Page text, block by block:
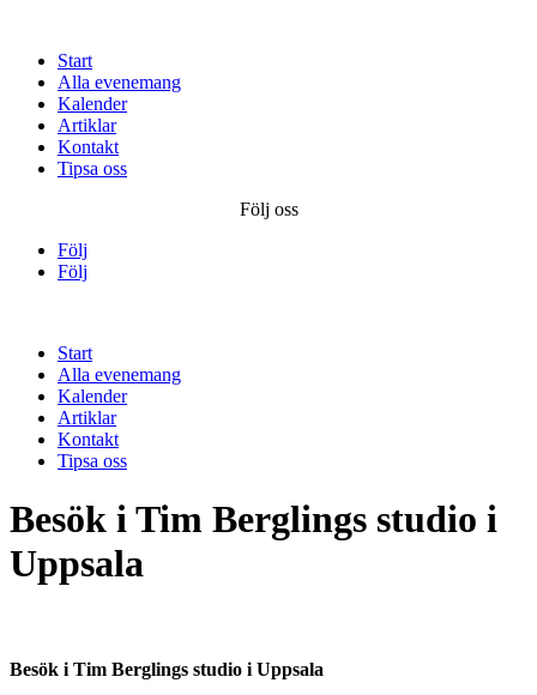
Start
Alla evenemang
Kalender
Artiklar
Kontakt
Tipsa oss
Följ oss
Följ
Följ
Start
Alla evenemang
Kalender
Artiklar
Kontakt
Tipsa oss
Besök i Tim Berglings studio i
Uppsala
Besök i Tim Berglings studio i Uppsala